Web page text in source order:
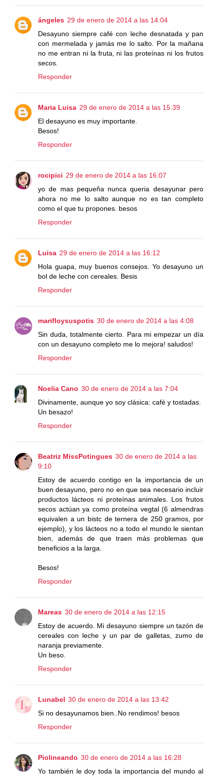
ángeles 29 de enero de 2014 a las 14:04
Desayuno siempre café con leche desnatada y pan
con mermelada y jamás me lo salto. Por la mañana
no me entran ni la fruta, ni las proteínas ni los frutos
secos.
Responder
Maria Luisa 29 de enero de 2014 a las 15:39
El desayuno es muy importante.
Besos!
Responder
rocipici 29 de enero de 2014 a las 16:07
yo de mas pequeña nunca queria desayunar pero
ahora no me lo salto aunque no es tan completo
como el que tu propones. besos
Responder
Luisa 29 de enero de 2014 a las 16:12
Hola guapa, muy buenos consejos. Yo desayuno un
bol de leche con cereales. Besis
Responder
marifloysuspotis 30 de enero de 2014 a las 4:08
Sin duda, totalmente cierto. Para mi empezar un día
con un desayuno completo me lo mejora! saludos!
Responder
Noelia Cano 30 de enero de 2014 a las 7:04
Divinamente, aunque yo soy clásica: café y tostadas.
Un besazo!
Responder
Beatriz MissPotingues 30 de enero de 2014 a las
9:10
Estoy de acuerdo contigo en la importancia de un
buen desayuno, pero no en que sea necesario incluir
productos lácteos ni proteínas animales. Los frutos
secos actúan ya como proteína vegtal (6 almendras
equivalen a un bistc de ternera de 250 gramos, por
ejemplo), y los lácteos no a todo el mundo le sientan
bien, además de que traen más problemas que
beneficios a la larga.
Besos!
Responder
Mareas 30 de enero de 2014 a las 12:15
Estoy de acuerdo. Mi desayuno siempre un tazón de
cereales con leche y un par de galletas, zumo de
naranja previamente.
Un beso.
Responder
Lunabel 30 de enero de 2014 a las 13:42
Si no desayunamos bien..No rendimos! besos
Responder
Piolineando 30 de enero de 2014 a las 16:28
Yo también le doy toda la importancia del mundo al